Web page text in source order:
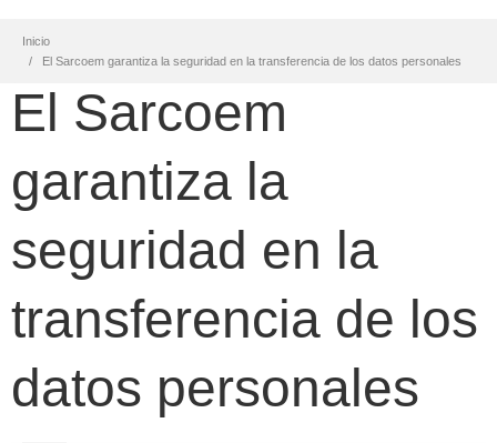
Inicio
El Sarcoem garantiza la seguridad en la transferencia de los datos personales
El Sarcoem
garantiza la
seguridad en la
transferencia de los
datos personales